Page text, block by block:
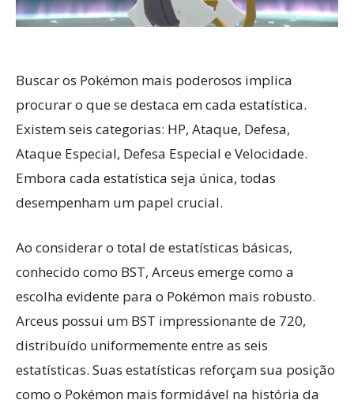
Buscar os Pokémon mais poderosos implica
procurar o que se destaca em cada estatística.
Existem seis categorias: HP, Ataque, Defesa,
Ataque Especial, Defesa Especial e Velocidade.
Embora cada estatística seja única, todas
desempenham um papel crucial.
Ao considerar o total de estatísticas básicas,
conhecido como BST, Arceus emerge como a
escolha evidente para o Pokémon mais robusto.
Arceus possui um BST impressionante de 720,
distribuído uniformemente entre as seis
estatísticas. Suas estatísticas reforçam sua posição
como o Pokémon mais formidável na história da